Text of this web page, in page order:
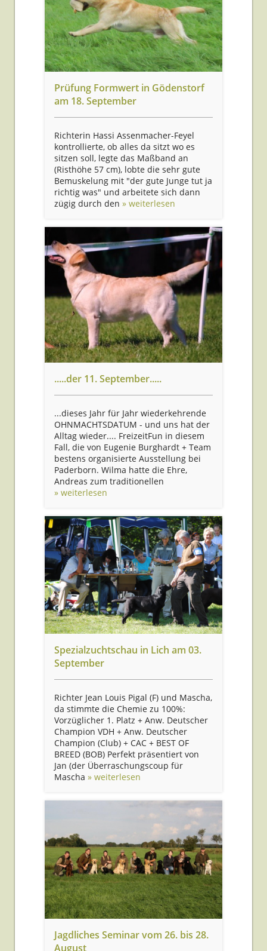
Prüfung Formwert in Gödenstorf
am 18. September
Richterin Hassi Assenmacher-Feyel
kontrollierte, ob alles da sitzt wo es
sitzen soll, legte das Maßband an
(Risthöhe 57 cm), lobte die sehr gute
Bemuskelung mit "der gute Junge tut ja
richtig was" und arbeitete sich dann
zügig durch den » weiterlesen
.....der 11. September.....
...dieses Jahr für Jahr wiederkehrende
OHNMACHTSDATUM - und uns hat der
Alltag wieder.... FreizeitFun in diesem
Fall, die von Eugenie Burghardt + Team
bestens organisierte Ausstellung bei
Paderborn. Wilma hatte die Ehre,
Andreas zum traditionellen
» weiterlesen
Spezialzuchtschau in Lich am 03.
September
Richter Jean Louis Pigal (F) und Mascha,
da stimmte die Chemie zu 100%:
Vorzüglicher 1. Platz + Anw. Deutscher
Champion VDH + Anw. Deutscher
Champion (Club) + CAC + BEST OF
BREED (BOB) Perfekt präsentiert von
Jan (der Überraschungscoup für
Mascha » weiterlesen
Jagdliches Seminar vom 26. bis 28.
August